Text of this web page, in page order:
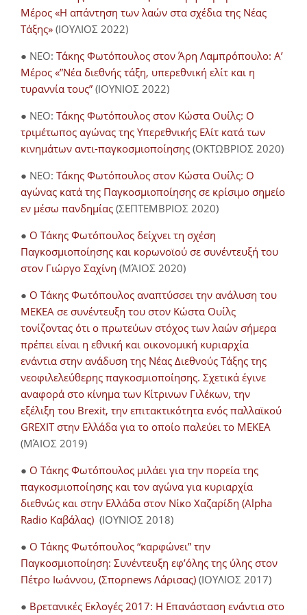
Μέρος «Η απάντηση των λαών στα σχέδια της Νέας
Τάξης» (ΙΟΥΛΙΟΣ 2022)
● NEO: Τάκης Φωτόπουλος στον Άρη Λαμπρόπουλο: Α’
Μέρος «”Νέα διεθνής τάξη, υπερεθνική ελίτ και η
τυραννία τους” (ΙΟΥΝΙΟΣ 2022)
● NEO: Τάκης Φωτόπουλος στον Κώστα Ουίλς: Ο
τριμέτωπος αγώνας της Υπερεθνικής Ελίτ κατά των
κινημάτων αντι-παγκοσμιοποίησης (ΟΚΤΩΒΡΙΟΣ 2020)
● NEO: Τάκης Φωτόπουλος στον Κώστα Ουίλς: Ο
αγώνας κατά της Παγκοσμιοποίησης σε κρίσιμο σημείο
εν μέσω πανδημίας (ΣΕΠΤΕΜΒΡΙΟΣ 2020)
● Ο Τάκης Φωτόπουλος δείχνει τη σχέση
Παγκοσμιοποίησης και κορωνοϊού σε συνέντευξή του
στον Γιώργο Σαχίνη (ΜΆΙΟΣ 2020)
● O Τάκης Φωτόπουλος αναπτύσσει την ανάλυση του
ΜΕΚΕΑ σε συνέντευξη του στον Κώστα Ουίλς
τονίζοντας ότι ο πρωτεύων στόχος των λαών σήμερα
πρέπει είναι η εθνική και οικονομική κυριαρχία
ενάντια στην ανάδυση της Νέας Διεθνούς Τάξης της
νεοφιλελεύθερης παγκοσμιοποίησης. Σχετικά έγινε
αναφορά στο κίνημα των Κίτρινων Γιλέκων, την
εξέλιξη του Brexit, την επιτακτικότητα ενός παλλαϊκού
GREXIT στην Ελλάδα για το οποίο παλεύει το ΜΕΚΕΑ
(ΜΆΙΟΣ 2019)
● Ο Τάκης Φωτόπουλος μιλάει για την πορεία της
παγκοσμιοποίησης και τον αγώνα για κυριαρχία
διεθνώς και στην Ελλάδα στον Νίκο Χαζαρίδη (Alpha
Radio Καβάλας) (ΙΟΥΝΙΟΣ 2018)
● Ο Τάκης Φωτόπουλος “καρφώνει” την
Παγκοσμιοποίηση: Συνέντευξη εφ’όλης της ύλης στον
Πέτρο Ιωάννου, (Σπορnews Λάρισας) (ΙΟΥΛΙΟΣ 2017)
● Βρετανικές Εκλογές 2017: Η Επανάσταση ενάντια στο